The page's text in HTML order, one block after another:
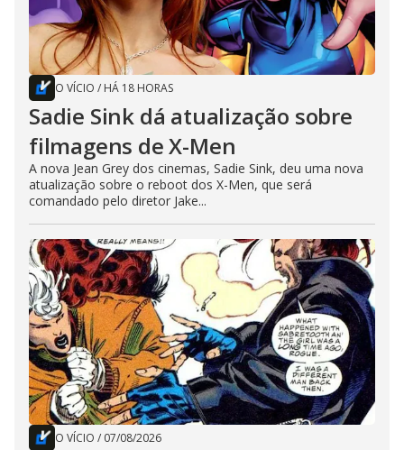
O VÍCIO / HÁ 18 HORAS
Sadie Sink dá atualização sobre
filmagens de X-Men
A nova Jean Grey dos cinemas, Sadie Sink, deu uma nova
atualização sobre o reboot dos X-Men, que será
comandado pelo diretor Jake...
O VÍCIO / 07/08/2026